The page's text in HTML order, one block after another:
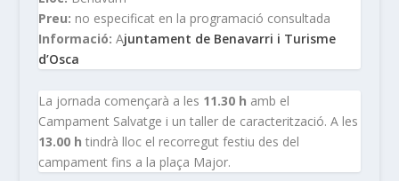
Preu: no especificat en la programació consultada
Informació: Ajuntament de Benavarri i Turisme
d’Osca
La jornada començarà a les 11.30 h amb el
Campament Salvatge i un taller de caracterització. A les
13.00 h tindrà lloc el recorregut festiu des del
campament fins a la plaça Major.